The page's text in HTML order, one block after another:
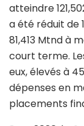
atteindre
a été réduit de
81,413 Mtnd à
court terme.
eux, élevés à
dépenses en
placements